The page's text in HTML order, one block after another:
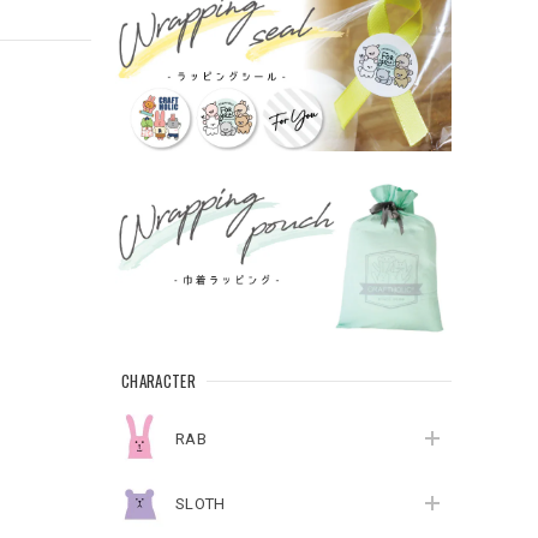
CHARACTER
RAB
SLOTH